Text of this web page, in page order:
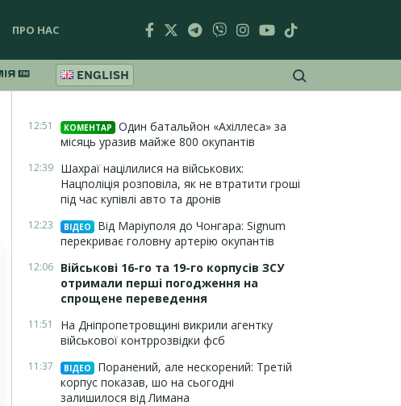
ПРО НАС
ENGLISH
12:51 КОМЕНТАР
Один батальйон «Ахіллеса» за
місяць уразив майже 800 окупантів
12:39 Шахраї націлилися на військових:
Нацполіція розповіла, як не втратити гроші
під час купівлі авто та дронів
12:23 ВІДЕО
Від Маріуполя до Чонгара: Signum
перекриває головну артерію окупантів
12:06 Військові 16-го та 19-го корпусів ЗСУ
отримали перші погодження на
спрощене переведення
11:51
На Дніпропетровщині викрили агентку
військової контррозвідки фсб
11:37 ВІДЕО
Поранений, але нескорений: Третій
корпус показав, шо на сьогодні
залишилося від Лимана